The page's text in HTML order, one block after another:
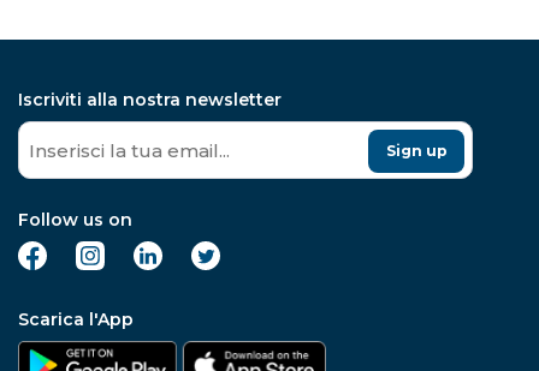
Iscriviti alla nostra newsletter
Sign up
Follow us on
Scarica l'App